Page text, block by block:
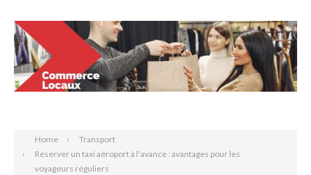
Home
Transport
Réserver un taxi aéroport à l’avance : avantages pour les
voyageurs réguliers